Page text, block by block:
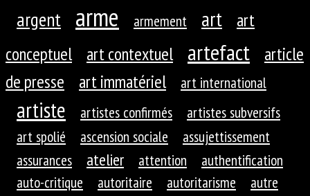
argent arme armement art
art
conceptuel
art contextuel artefact
article
de presse
art immatériel art international
artiste artistes confirmés
artistes subversifs
art spolié
ascension sociale
assujettissement
assurances
atelier attention
authentification
auto-critique
autoritaire autoritarisme
autre